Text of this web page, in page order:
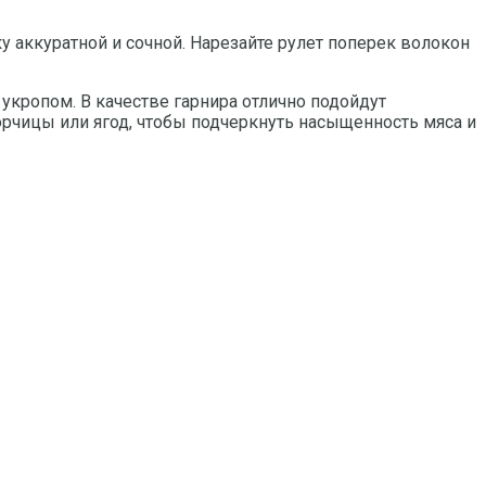
и сочной. Нарезайте рулет поперек волокон
В качестве гарнира отлично подойдут
или ягод, чтобы подчеркнуть насыщенность мяса и